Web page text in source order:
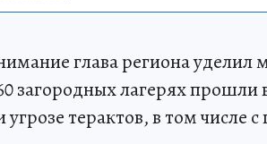
глава региона уделил
загородных лагерях прошли
угрозе терактов, в том числе